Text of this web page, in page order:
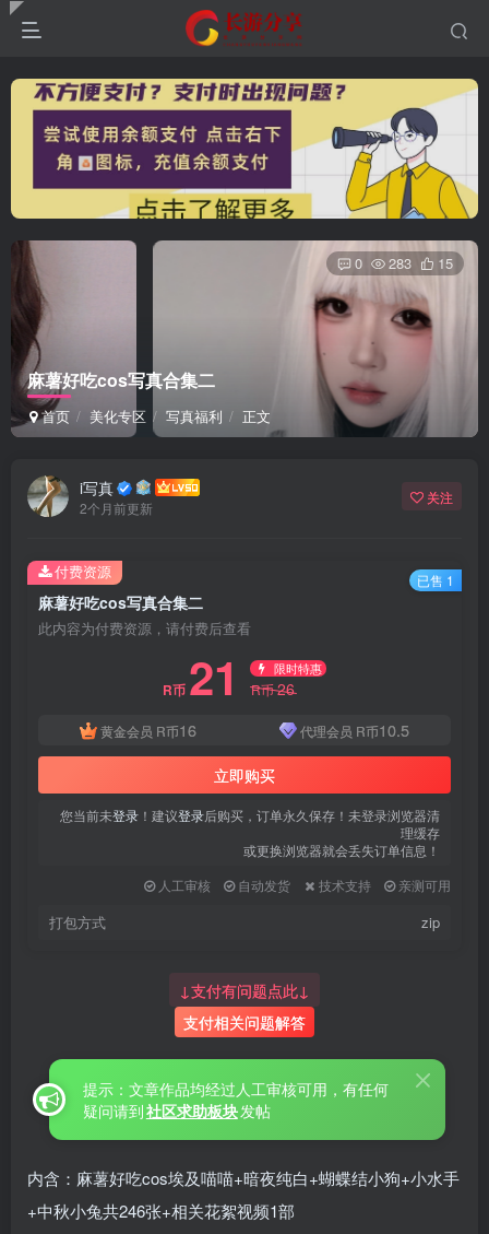
麻薯好吃cos写真合集二
首页 美化专区 写真福利 正文
0 283 15
i写真
2个月前更新
关注
麻薯好吃cos写真合集二
此内容为付费资源，请付费后查看
R币 21 限时特惠
R币26
黄金会员 R币16 代理会员 R币10.5
立即购买
您当前未登录 ！建议登录后购买，订单永久保存！未登录浏览器清
理缓存
或更换浏览器就会丢失订单信息！
人工审核
自动发货 技术支持 亲测可用
打包方式 zip
付费资源 已售 1
↓支付有问题点此↓
支付相关问题解答
提示：文章作品均经过人工审核可用，有任何
疑问请到社区求助板块发帖
内含：麻薯好吃cos埃及喵喵+暗夜纯白+蝴蝶结小狗+小水手
+中秋小兔共246张+相关花絮视频1部